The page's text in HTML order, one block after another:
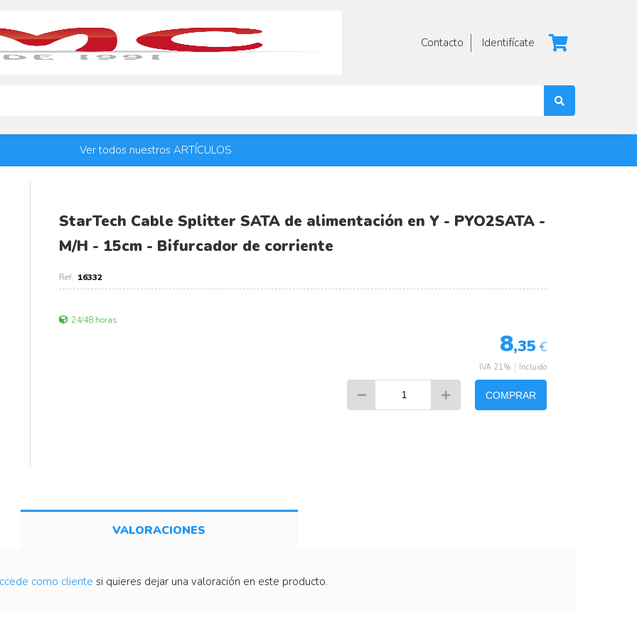
Contacto Identifícate
Ver todos nuestros ARTÍCULOS
StarTech Cable Splitter SATA de alimentación en Y - PYO2SATA -
M/H - 15cm - Bifurcador de corriente
16332
24/48 horas
8,35 €
IVA 21% Incluido
COMPRAR
VALORACIONES
como cliente si quieres dejar una valoración en este producto.